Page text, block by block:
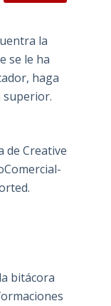
la
se le ha
haga
superior.
de Creative
.
bitácora